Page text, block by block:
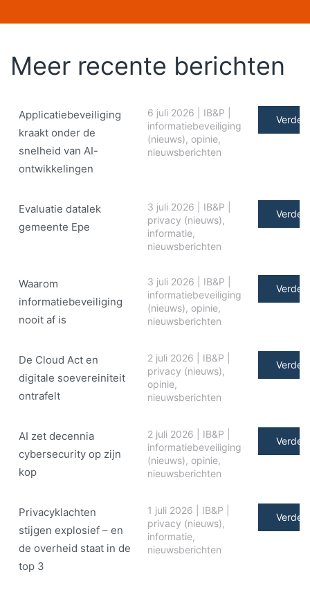
Meer recente berichten
Applicatiebeveiliging
kraakt onder de
snelheid van AI-
ontwikkelingen
6 juli 2026 IB&P
informatiebeveiliging
(nieuws), opinie,
nieuwsberichten
Verder
Evaluatie datalek
gemeente Epe
3 juli 2026 IB&P
privacy (nieuws),
informatie,
nieuwsberichten
Verder
Waarom
informatiebeveiliging
nooit af is
3 juli 2026 IB&P
informatiebeveiliging
(nieuws), opinie,
nieuwsberichten
Verder
De Cloud Act en
digitale soe­ve­rei­ni­teit
ontrafelt
2 juli 2026 IB&P
privacy (nieuws),
opinie,
nieuwsberichten
Verder
AI zet decennia
cybersecurity op zijn
kop
2 juli 2026 IB&P
informatiebeveiliging
(nieuws), opinie,
nieuwsberichten
Verder
Privacyklachten
stijgen explosief – en
de overheid staat in de
top 3
1 juli 2026 IB&P
privacy (nieuws),
informatie,
nieuwsberichten
Verder